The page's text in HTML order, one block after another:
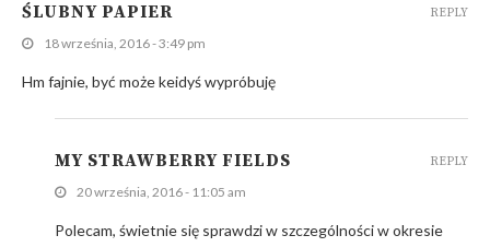
ŚLUBNY PAPIER
18 września, 2016 - 3:49 pm
Hm fajnie, być może keidyś wypróbuję
REPLY
MY STRAWBERRY FIELDS
20 września, 2016 - 11:05 am
Polecam, świetnie się sprawdzi w szczególności w okresie
REPLY